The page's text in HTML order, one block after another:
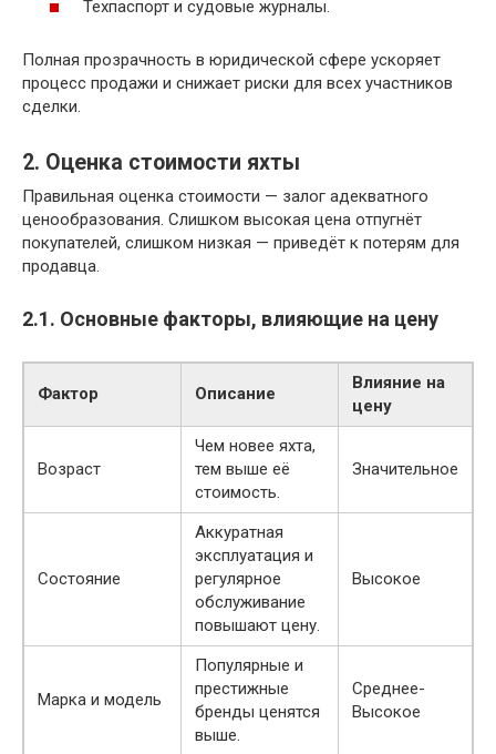
Техпаспорт и судовые журналы.
Полная прозрачность в юридической сфере ускоряет
процесс продажи и снижает риски для всех участников
сделки.
2. Оценка стоимости яхты
Правильная оценка стоимости — залог адекватного
ценообразования. Слишком высокая цена отпугнёт
покупателей, слишком низкая — приведёт к потерям для
продавца.
2.1. Основные факторы, влияющие на цену
Фактор Описание
Влияние на
цену
Возраст
Чем новее яхта,
тем выше её
стоимость.
Значительное
Состояние
Аккуратная
эксплуатация и
регулярное
обслуживание
повышают цену.
Высокое
Марка и модель
Популярные и
престижные
бренды ценятся
выше.
Среднее-
Высокое